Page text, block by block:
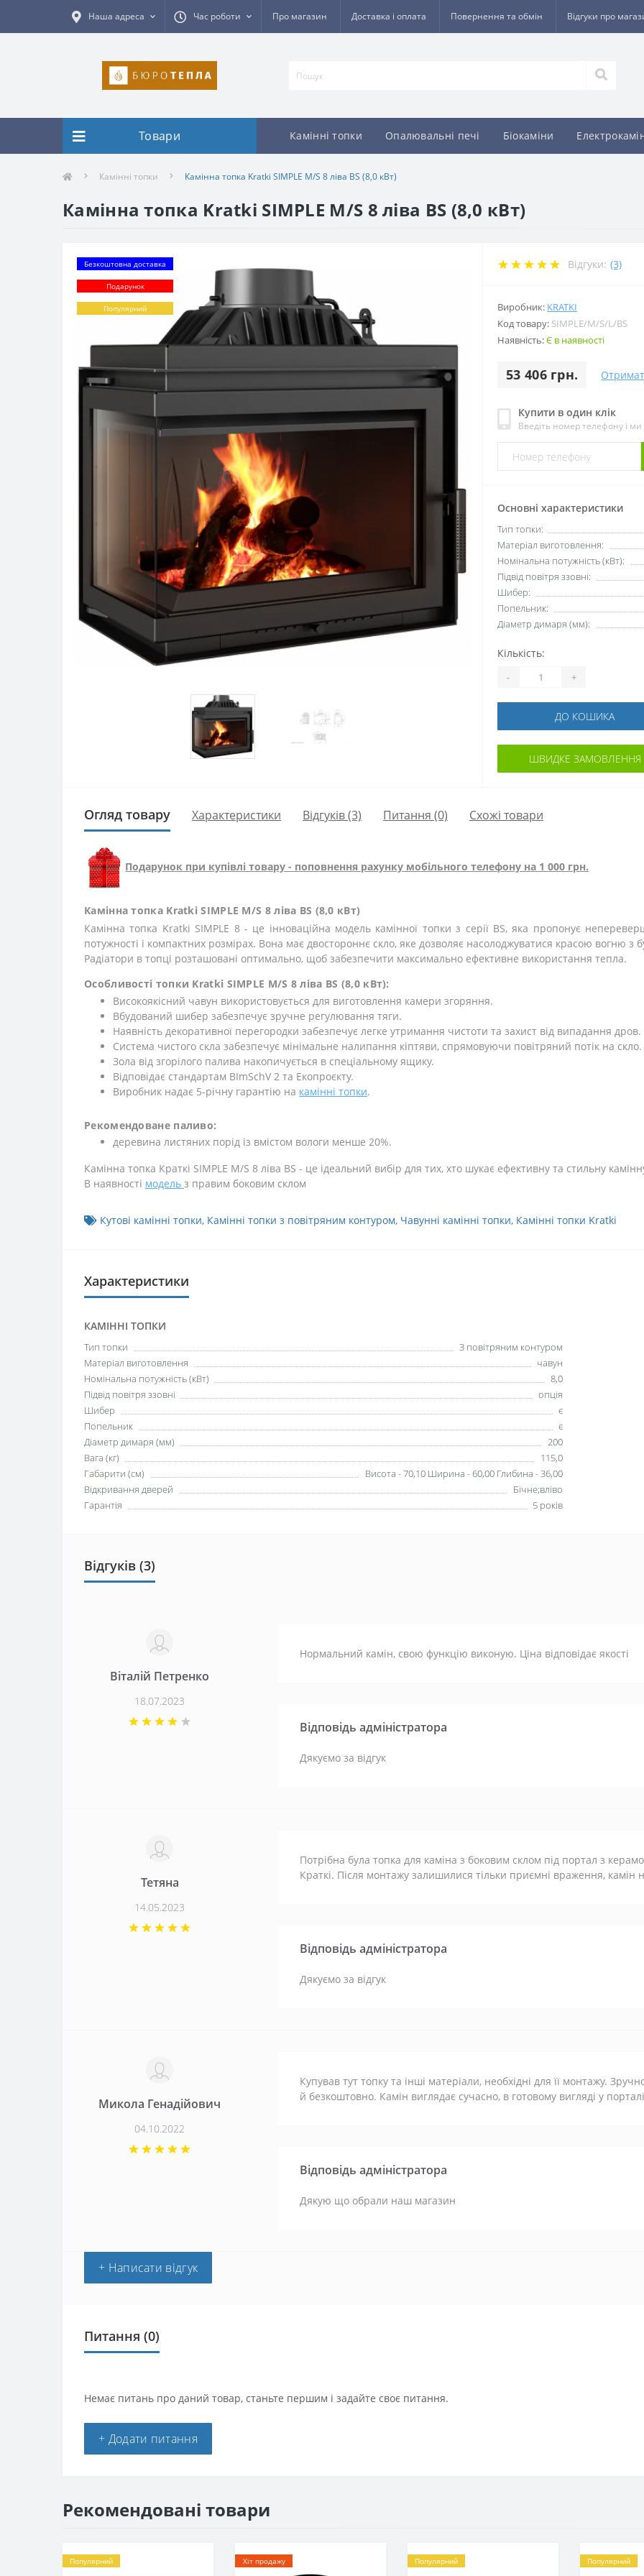
Наша адреса Час роботи Про магазин Доставка і оплата Повернення та обмін Відгуки про
Товари Камінні топки Опалювальні печі Біокаміни
Камінні топки Камінна топка Kratki SIMPLE M/S 8 ліва BS (8,0 кВт)
Камінна топка Kratki SIMPLE M/S 8 ліва BS (8,0 кВт)
Безкоштовна доставка
Подарунок
Популярний
Відгуки: (3)
Виробник: KRATKI
Код товару: SIMPLE/M/S/L/BS
Наявність:Є в наявності
53 406 грн.
Купити в один клік
Введіть номер телефону і
Основні характеристики
Тип топки:
Матеріал виготовлення:
Номінальна потужність (кВт):
Підвід повітря ззовні:
Шибер:
Попельник:
Діаметр димаря (мм):
Кількість:
- +
ДО КОШИКА
ШВИДКЕ ЗАМОВЛЕННЯ
Огляд товару Характеристики Відгуків (3) Питання (0) Схожі товари
Подарунок при купівлі товару - поповнення рахунку мобільного телефону на 1 000 грн.
Камінна топка Kratki SIMPLE M/S 8 ліва BS (8,0 кВт)
Камінна топка Kratki SIMPLE 8 - це інноваційна модель камінної топки з серії BS, яка пропонує
потужності і компактних розмірах. Вона має двостороннє скло, яке дозволяє насолоджуватися красою вогню з
Радіатори в топці розташовані оптимально, щоб забезпечити максимально ефективне використання тепла.
Особливості топки Kratki SIMPLE M/S 8 ліва BS (8,0 кВт):
Високоякісний чавун використовується для виготовлення камери згоряння.
Вбудований шибер забезпечує зручне регулювання тяги.
Наявність декоративної перегородки забезпечує легке утримання чистоти та захист від випадання дров.
Система чистого скла забезпечує мінімальне налипання кіптяви, спрямовуючи повітряний потік на скло.
Зола від згорілого палива накопичується в спеціальному ящику.
Відповідає стандартам BImSchV 2 та Екопроєкту.
Виробник надає 5-річну гарантію на камінні топки.
Рекомендоване паливо:
деревина листяних порід із вмістом вологи менше 20%.
Камінна топка Краткі SIMPLE M/S 8 ліва BS - це ідеальний вибір для тих, хто шукає ефективну та стильну
В наявності модель з правим боковим склом
Кутові камінні топки, Камінні топки з повітряним контуром, Чавунні камінні топки, Камінні топки Kratki
Характеристики
КАМІННІ ТОПКИ
Тип топки
З повітряним контуром
Матеріал виготовлення
чавун
Номінальна потужність (кВт)
8,0
Підвід повітря ззовні
опція
Шибер
є
Попельник
є
Діаметр димаря (мм)
200
Вага (кг)
115,0
Габарити (см)
Висота - 70,10 Ширина - 60,00 Глибина - 36,00
Відкривання дверей
Бічне;вліво
Гарантія
5 років
Відгуків (3)
Віталій Петренко
18.07.2023
Нормальний камін, свою функцію виконую. Ціна відповідає якості
Відповідь адміністратора
Дякуємо за відгук
Тетяна
14.05.2023
Потрібна була топка для каміна з боковим склом під портал з
Краткі. Після монтажу залишилися тільки приємні враження, камін
Відповідь адміністратора
Дякуємо за відгук
Микола Генадійович
04.10.2022
Купував тут топку та інші матеріали, необхідні для її монтажу.
й безкоштовно. Камін виглядає сучасно, в готовому вигляді у
Відповідь адміністратора
Дякую що обрали наш магазин
+ Написати відгук
Питання (0)
Немає питань про даний товар, станьте першим і задайте своє питання.
+ Додати питання
Рекомендовані товари
Популярний Хіт продажу Популярний Популярний